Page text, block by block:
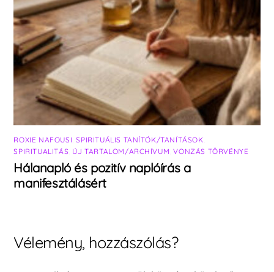
ROXIE NAFOUSI ,SPIRITUÁLIS TANÍTÓK/TANÍTÁSOK
SPIRITUALITÁS ÚJ TARTALOM/ARCHÍVUM ,VONZÁS TÖRVÉNYE
Hálanapló és pozitív naplóírás a
manifesztálásért
Vélemény, hozzászólás?